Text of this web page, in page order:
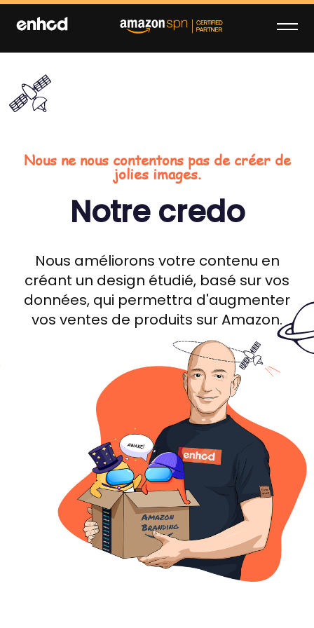
Skip
Nous ne nous contentons pas de créer de
jolies images.
Notre credo
Nous améliorons votre contenu en
créant un design étudié, basé sur vos
données, qui permettra d'augmenter
vos ventes de produits sur Amazon.